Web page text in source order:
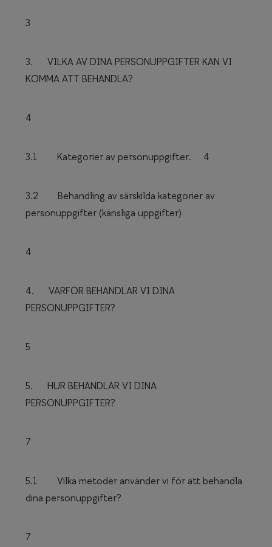
3
3. VILKA AV DINA PERSONUPPGIFTER KAN VI
KOMMA ATT BEHANDLA?
4
3.1 Kategorier av personuppgifter. 4
3.2 Behandling av särskilda kategorier av
personuppgifter (känsliga uppgifter)
4
4. VARFÖR BEHANDLAR VI DINA
PERSONUPPGIFTER?
5
5. HUR BEHANDLAR VI DINA
PERSONUPPGIFTER?
7
5.1 Vilka metoder använder vi för att behandla
dina personuppgifter?
7